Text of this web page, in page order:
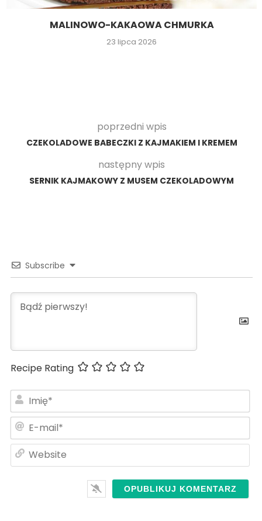
MALINOWO-KAKAOWA CHMURKA
23 lipca 2026
poprzedni wpis
CZEKOLADOWE BABECZKI Z KAJMAKIEM I KREMEM
następny wpis
SERNIK KAJMAKOWY Z MUSEM CZEKOLADOWYM
Subscribe
Recipe Rating